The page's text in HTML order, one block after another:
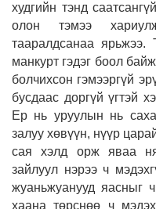
худгийн тэнд
олон тэмээ
тааралдсанаа ярьжээ.
манкурт гэдэг боол
болчихсон гэмээргүй
бусдаас доргүй үгтэй
Ер нь уруулын нь
залуу хөвүүн, нүүр
сая хэлд орж яваа
зайлуул нэрээ ч
жуаньжуанууд яасныг
хаана төрснөө ч